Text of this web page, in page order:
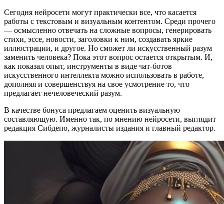
Сегодня нейросети могут практически все, что касается
работы с текстовым и визуальным контентом. Среди прочего
— осмысленно отвечать на сложные вопросы, генерировать
стихи, эссе, новости, заголовки к ним, создавать яркие
иллюстрации, и другое. Но сможет ли искусственный разум
заменить человека? Пока этот вопрос остается открытым. И,
как показал опыт, инструменты в виде чат-ботов
искусственного интеллекта можно использовать в работе,
дополняя и совершенствуя на свое усмотрение то, что
предлагает нечеловеческий разум.
В качестве бонуса предлагаем оценить визуальную
составляющую. Именно так, по мнению нейросети, выглядит
редакция Сибдепо, журналисты издания и главный редактор.